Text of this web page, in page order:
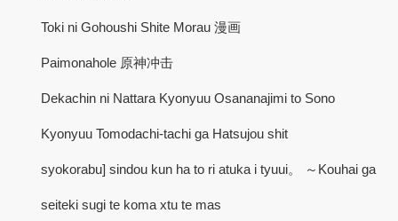
Toki ni Gohoushi Shite Morau 漫画
Paimonahole 原神冲击
Dekachin ni Nattara Kyonyuu Osananajimi to Sono
Kyonyuu Tomodachi-tachi ga Hatsujou shit
syokorabu] sindou kun ha to ri atuka i tyuui。 ～Kouhai ga
seiteki sugi te koma xtu te mas